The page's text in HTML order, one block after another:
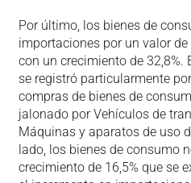
Por último, los bienes de
importaciones por un valor de
con un crecimiento de 32,8%.
se registró particularmente
compras de bienes de
jalonado por Vehículos de
Máquinas y aparatos de uso
lado, los bienes de consumo
crecimiento de 16,5% que se